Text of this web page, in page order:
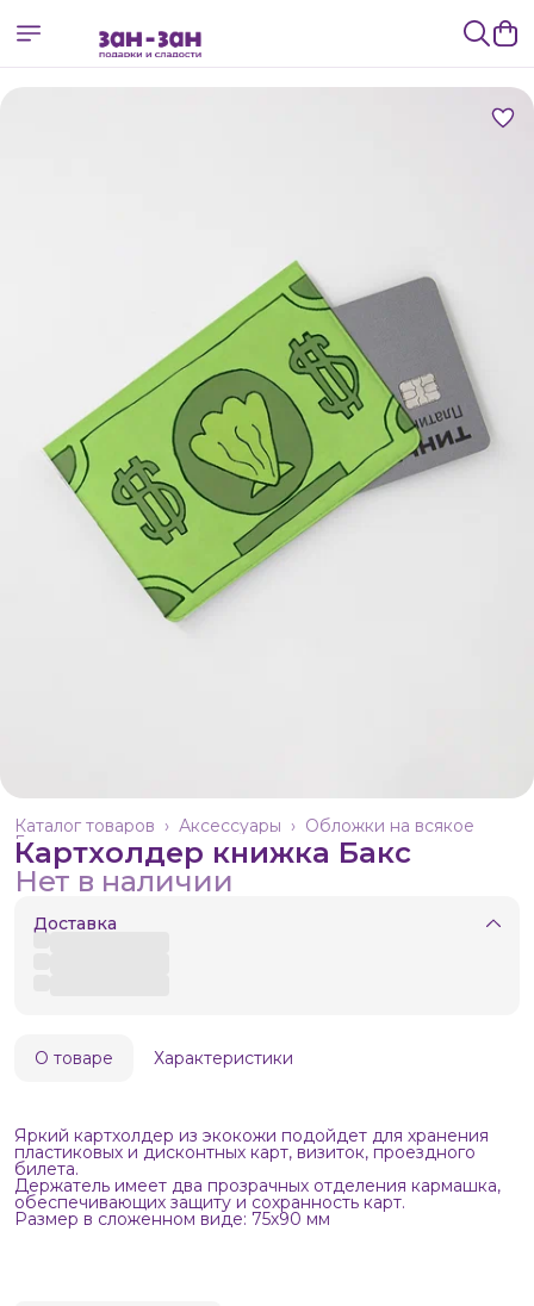
Обложки на всякое
Аксессуары ›
Каталог товаров ›
Главная ›
Картхолдер книжка Бакс
Нет в наличии
Доставка
О товаре Характеристики
Яркий картхолдер из экокожи подойдет для хранения
пластиковых и дисконтных карт, визиток, проездного
билета.
Держатель имеет два прозрачных отделения кармашка,
обеспечивающих защиту и сохранность карт.
Размер в сложенном виде: 75х90 мм